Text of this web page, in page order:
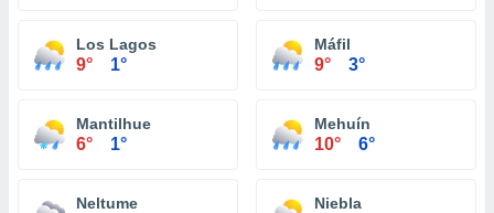
Los Lagos
9° 1°
Máfil
9° 3°
Mantilhue
6° 1°
Mehuín
10° 6°
Neltume Niebla